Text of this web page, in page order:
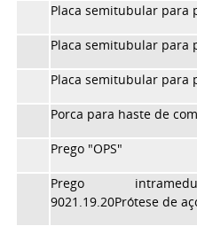
Placa semitubular para
Placa semitubular para
Placa semitubular para
Porca para haste de
Prego "OPS"
Prego
9021.19.20Prótese de